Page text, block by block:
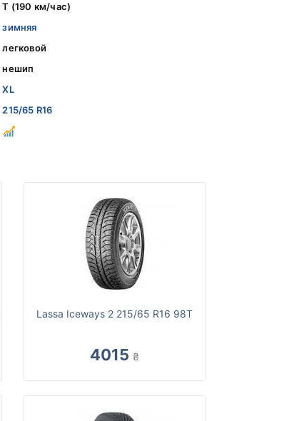
T (190 км/час)
зимняя
легковой
нешип
XL
215/65 R16
Lassa Iceways 2 215/65 R16 98T
4015 ₴